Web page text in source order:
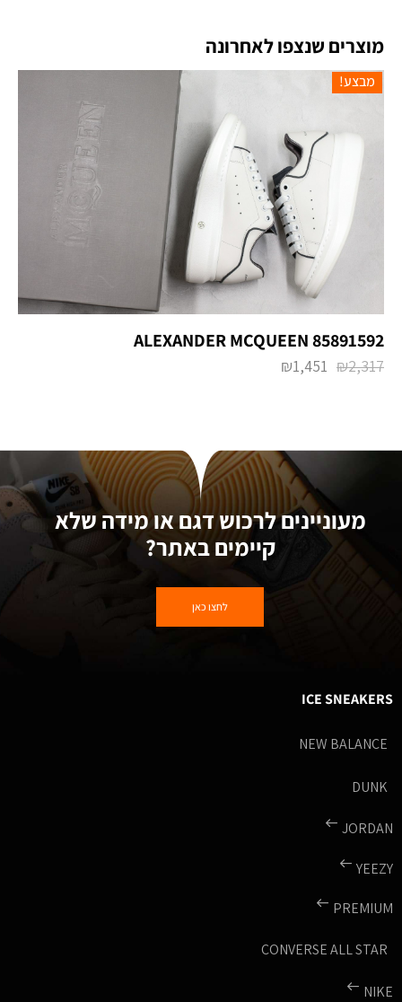
מוצרים שנצפו לאחרונה
מבצע!
ALEXANDER MCQUEEN 85891592
₪2,317
₪1,451
מעוניינים לרכוש דגם או מידה שלא
קיימים באתר?
לחצו כאן
ICE SNEAKERS
NEW BALANCE
DUNK
JORDAN
YEEZY
PREMIUM
CONVERSE ALL STAR
NIKE